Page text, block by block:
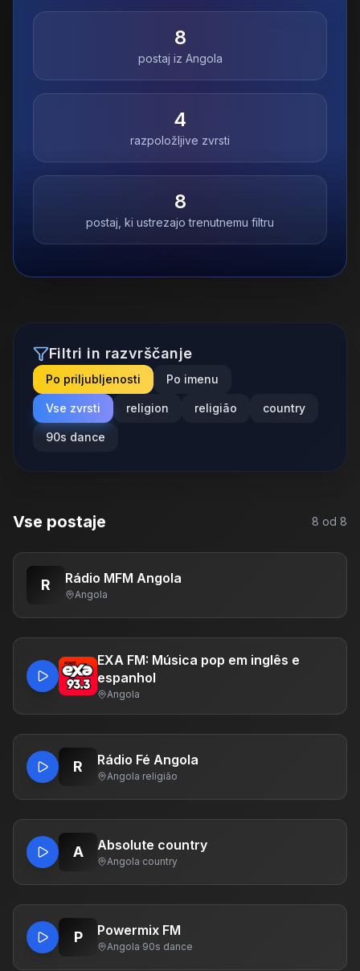
8
postaj iz Angola
4
razpoložljive zvrsti
8
postaj, ki ustrezajo trenutnemu filtru
Filtri in razvrščanje
Po priljubljenosti Po imenu
Vse zvrsti religion religião country
90s dance
Vse postaje 8 od 8
R Rádio MFM Angola
Angola
EXA FM: Música pop em inglês e
espanhol
Angola
R Rádio Fé Angola
Angola·religião
A Absolute country
Angola·country
P Powermix FM
Angola·90s dance